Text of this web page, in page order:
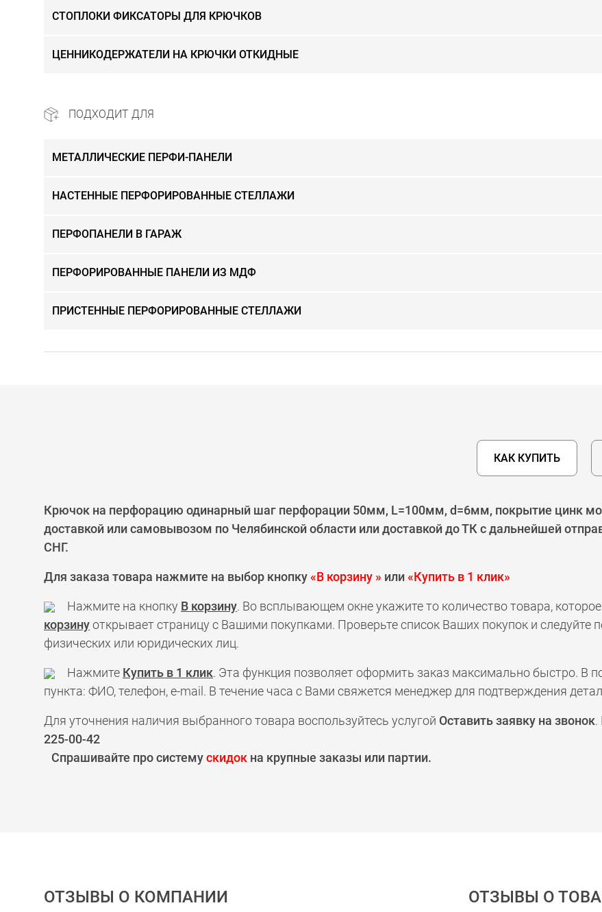
СТОПЛОКИ ФИКСАТОРЫ ДЛЯ КРЮЧКОВ
ЦЕННИКОДЕРЖАТЕЛИ НА КРЮЧКИ ОТКИДНЫЕ
ПОДХОДИТ ДЛЯ
МЕТАЛЛИЧЕСКИЕ ПЕРФИ-ПАНЕЛИ
НАСТЕННЫЕ ПЕРФОРИРОВАННЫЕ СТЕЛЛАЖИ
ПЕРФОПАНЕЛИ В ГАРАЖ
ПЕРФОРИРОВАННЫЕ ПАНЕЛИ ИЗ МДФ
ПРИСТЕННЫЕ ПЕРФОРИРОВАННЫЕ СТЕЛЛАЖИ
КАК КУПИТЬ
Крючок на перфорацию одинарный шаг перфорации 50мм, L=100мм, d=6мм, покрытие цинк
доставкой или самовывозом по Челябинской области или доставкой до ТК с дальнейшей
СНГ.
Для заказа товара нажмите на выбор кнопку«В корзину » или«Купить в 1 клик»
Нажмите на кнопку В корзину. Во всплывающем окне укажите то количество товара,
корзинуоткрывает страницу с Вашими покупками. Проверьте список Ваших покупок и
физических или юридических лиц.
Нажмите Купить в 1 клик. Эта функция позволяет оформить заказ максимально быстро. В
пункта: ФИО, телефон, e-mail. В течение часа с Вами свяжется менеджер для подтверждения
Для уточнения наличия выбранного товара воспользуйтесь услугой Оставить заявку на звонок.
225-00-42
Спрашивайте про системускидок на крупные заказы или партии.
ОТЗЫВЫ О КОМПАНИИ ОТЗЫВЫ О